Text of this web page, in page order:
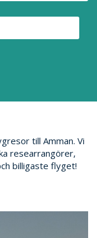
till Amman. Vi
researrangörer,
billigaste flyget!